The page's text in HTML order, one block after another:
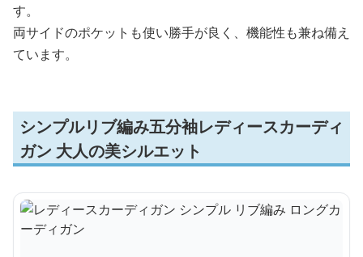
す。
両サイドのポケットも使い勝手が良く、機能性も兼ね備え
ています。
シンプルリブ編み五分袖レディースカーディ
ガン 大人の美シルエット